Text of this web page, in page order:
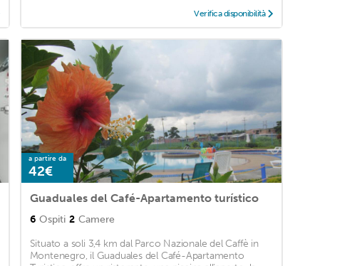
Verifica disponibilità
a partire da
42€
Guaduales del Café-Apartamento turístico
6 Ospiti 2 Camere
Situato a soli 3,4 km dal Parco Nazionale del Caffè in
Montenegro, il Guaduales del Café-Apartamento